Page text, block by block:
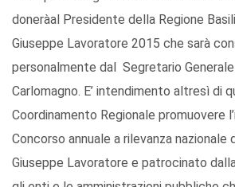
doneràal Presidente della Regione
Giuseppe Lavoratore 2015 che sarà
personalmente dal Segretario
Carlomagno. E’ intendimento altresì di
Coordinamento Regionale promuovere
Concorso annuale a rilevanza nazionale
Giuseppe Lavoratore e patrocinato